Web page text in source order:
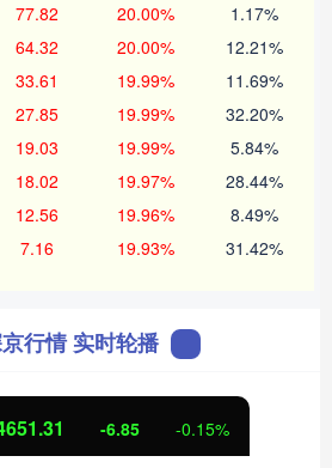
77.82 20.00% 1.17%
64.32 20.00% 12.21%
33.61 19.99% 11.69%
27.85 19.99% 32.20%
19.03 19.99% 5.84%
18.02 19.97% 28.44%
12.56 19.96% 8.49%
7.16 19.93% 31.42%
行情 实时轮播
1122.88 3.42 0.30%